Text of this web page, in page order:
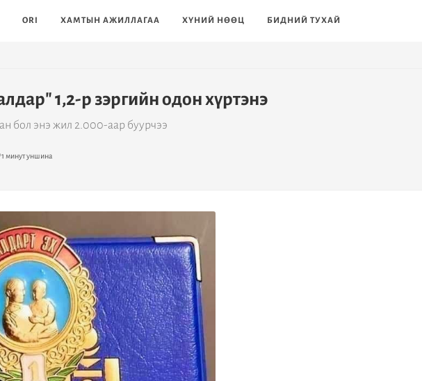
ORI ХАМТЫН АЖИЛЛАГАА ХҮНИЙ НӨӨЦ БИДНИЙ ТУХАЙ
1,2-р зэргийн одон хүртэнэ
бол энэ жил 2.000-аар буурчээ
1 минут уншина